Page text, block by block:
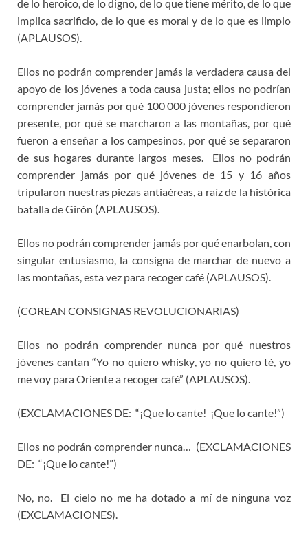
de lo heroico, de lo digno, de lo que tiene mérito, de lo que
implica sacrificio, de lo que es moral y de lo que es limpio
(APLAUSOS).
Ellos no podrán comprender jamás la verdadera causa del
apoyo de los jóvenes a toda causa justa; ellos no podrían
comprender jamás por qué 100 000 jóvenes respondieron
presente, por qué se marcharon a las montañas, por qué
fueron a enseñar a los campesinos, por qué se separaron
de sus hogares durante largos meses. Ellos no podrán
comprender jamás por qué jóvenes de 15 y 16 años
tripularon nuestras piezas antiaéreas, a raíz de la histórica
batalla de Girón (APLAUSOS).
Ellos no podrán comprender jamás por qué enarbolan, con
singular entusiasmo, la consigna de marchar de nuevo a
las montañas, esta vez para recoger café (APLAUSOS).
(COREAN CONSIGNAS REVOLUCIONARIAS)
Ellos no podrán comprender nunca por qué nuestros
jóvenes cantan “Yo no quiero whisky, yo no quiero té, yo
me voy para Oriente a recoger café” (APLAUSOS).
(EXCLAMACIONES DE: “¡Que lo cante! ¡Que lo cante!”)
Ellos no podrán comprender nunca… (EXCLAMACIONES
DE: “¡Que lo cante!”)
No, no. El cielo no me ha dotado a mí de ninguna voz
(EXCLAMACIONES).